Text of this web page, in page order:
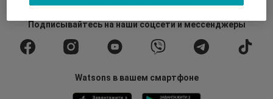
Подписывайтесьна наши соцсети и мессенджеры
Watsons в вашем смартфоне